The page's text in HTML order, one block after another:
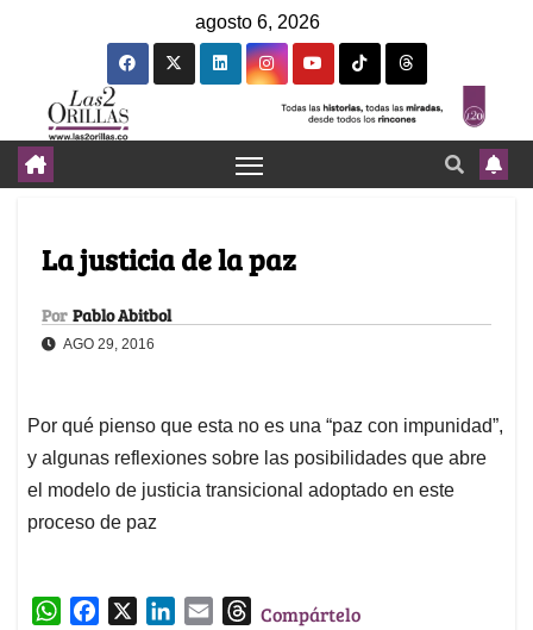
agosto 6, 2026
La justicia de la paz
Por Pablo Abitbol
AGO 29, 2016
Por qué pienso que esta no es una “paz con impunidad”,
y algunas reflexiones sobre las posibilidades que abre
el modelo de justicia transicional adoptado en este
proceso de paz
W
TCompártelo